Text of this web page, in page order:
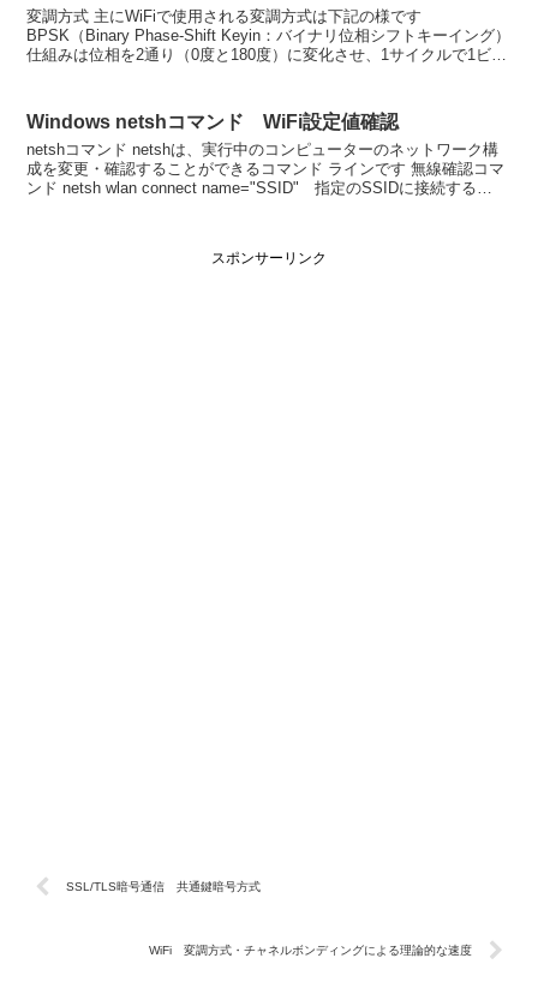
変調方式 主にWiFiで使用される変調方式は下記の様です
BPSK（Binary Phase-Shift Keyin：バイナリ位相シフトキーイング）
仕組みは位相を2通り（0度と180度）に変化させ、1サイクルで1ビッ
Windows netshコマンド WiFi設定値確認
netshコマンド netshは、実行中のコンピューターのネットワーク構
成を変更・確認することができるコマンド ラインです 無線確認コマ
ンド netsh wlan connect name="SSID" 指定のSSIDに接続する
スポンサーリンク
SSL/TLS暗号通信 共通鍵暗号方式
WiFi 変調方式・チャネルボンディングによる理論的な速度